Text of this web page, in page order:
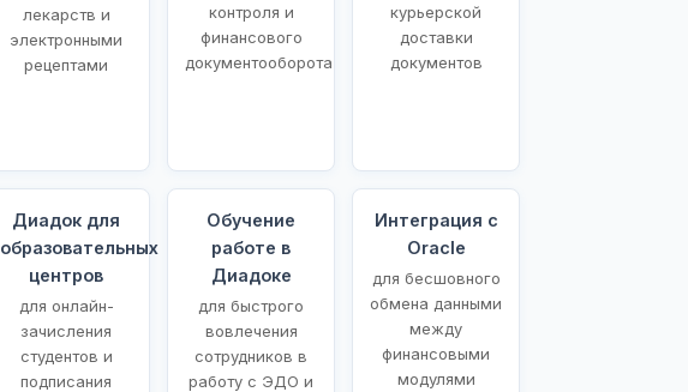
лекарств и
электронными
рецептами
контроля и
финансового
документооборота
курьерской
доставки
документов
Диадок для
образовательных
центров
для онлайн-
зачисления
студентов и
подписания
Обучение
работе в
Диадоке
для быстрого
вовлечения
сотрудников в
работу с ЭДО и
Интеграция с
Oracle
для бесшовного
обмена данными
между
финансовыми
модулями